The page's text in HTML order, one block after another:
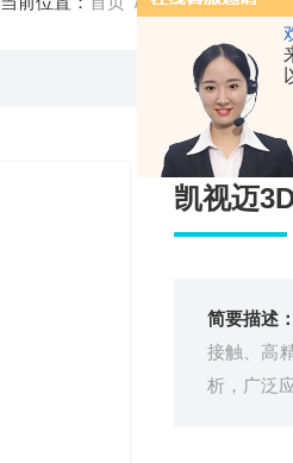
凯视迈
简要描述：
接触、高
析，广泛